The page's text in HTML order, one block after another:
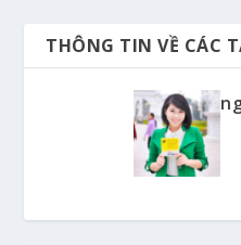
THÔNG TIN VỀ CÁC